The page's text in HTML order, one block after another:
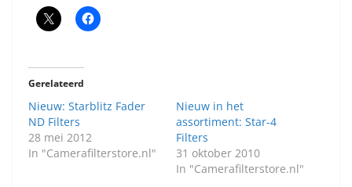
Gerelateerd
Nieuw: Starblitz Fader
ND Filters
28 mei 2012
In "Camerafilterstore.nl"
Nieuw in het
assortiment: Star-4
Filters
31 oktober 2010
In "Camerafilterstore.nl"